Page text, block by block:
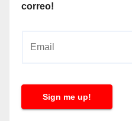
correo!
l
Sign me up!